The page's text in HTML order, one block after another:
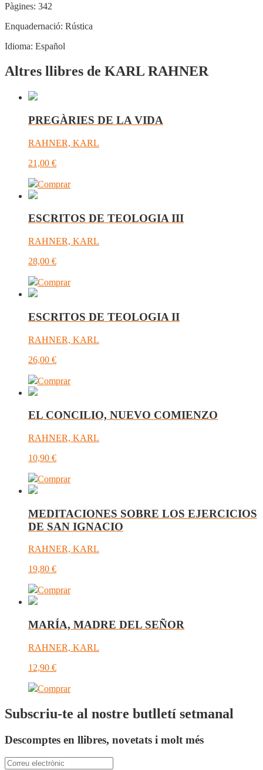
Pàgines: 342
Enquadernació: Rústica
Idioma: Español
Altres llibres de KARL RAHNER
PREGÀRIES DE LA VIDA
RAHNER, KARL
21,00 €
Comprar
ESCRITOS DE TEOLOGIA III
RAHNER, KARL
28,00 €
Comprar
ESCRITOS DE TEOLOGIA II
RAHNER, KARL
26,00 €
Comprar
EL CONCILIO, NUEVO COMIENZO
RAHNER, KARL
10,90 €
Comprar
MEDITACIONES SOBRE LOS EJERCICIOS
DE SAN IGNACIO
RAHNER, KARL
19,80 €
Comprar
MARÍA, MADRE DEL SEÑOR
RAHNER, KARL
12,90 €
Comprar
Subscriu-te al nostre butlletí setmanal
Descomptes en llibres, novetats i molt més